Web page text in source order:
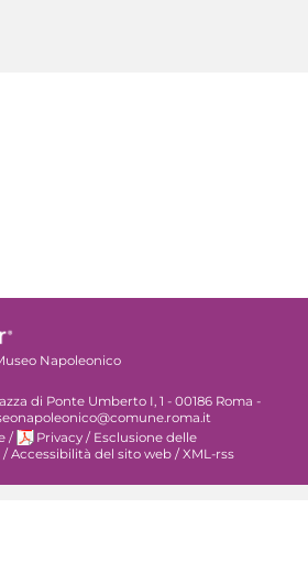
Napoleonico
di Ponte Umberto I, 1 - 00186 Roma -
/ Privacy / Esclusione delle
/ Accessibilità del sito web / XML-rss